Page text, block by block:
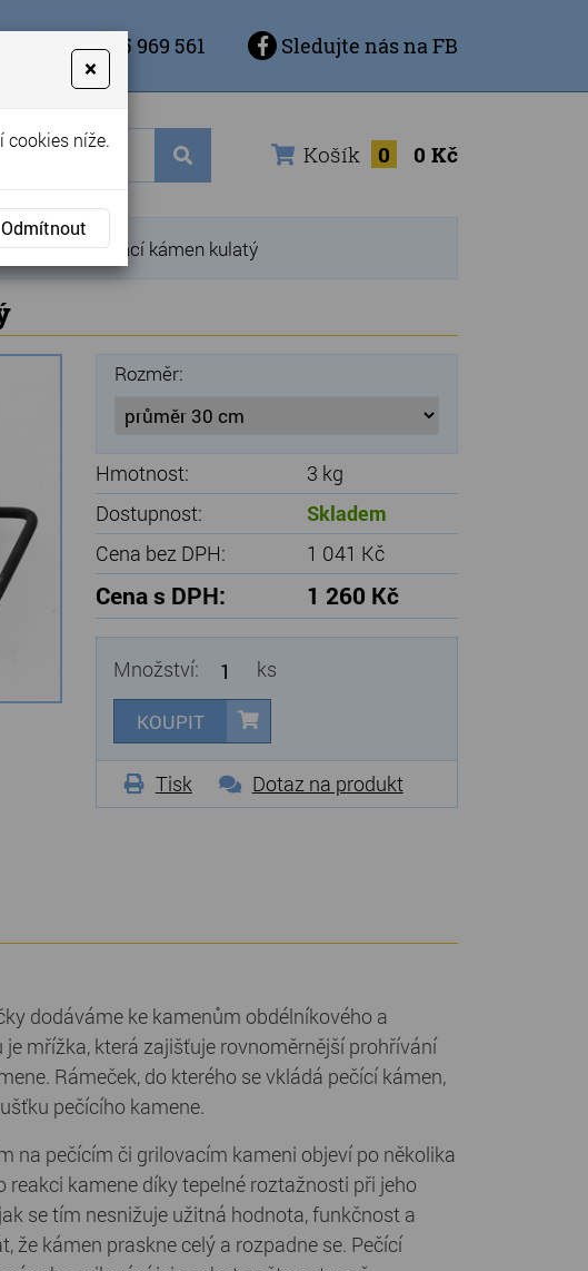
+420 725 969 561 Sledujte nás na FB
Košík 0 0 Kč
na grilovací kámen kulatý
Rozměr:
Hmotnost:
3 kg
Dostupnost:
Skladem
Cena bez DPH:
1 041 Kč
Cena s DPH: 1 260 Kč
Množství: ks
KOUPIT
Tisk Dotaz na produkt
dodáváme ke kamenům obdélníkového a
mřížka, která zajišťuje rovnoměrnější prohřívání
Rámeček, do kterého se vkládá pečící kámen,
pečícího kamene.
na pečícím či grilovacím kameni objeví po několika
kamene díky tepelné roztažnosti při jeho
se tím nesnižuje užitná hodnota, funkčnost a
že kámen praskne celý a rozpadne se. Pečící
×
cookies níže.
Odmítnout